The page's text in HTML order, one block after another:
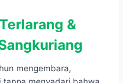
&
mengembara,